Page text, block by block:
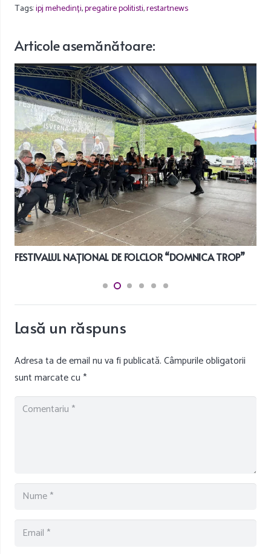
Tags:ipj mehedinți,pregatire politisti,restartnews
Articoleasemănătoare:
FESTIVALUL NAȚIONAL DE FOLCLOR “DOMNICA TROP”
Lasă un răspuns
Adresa ta de email nu va fi publicată.Câmpurile obligatorii
sunt marcate cu *